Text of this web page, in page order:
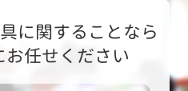
に関することなら
お任せください